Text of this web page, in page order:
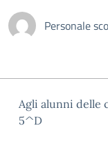
Personale
Agli alunni delle
5^D